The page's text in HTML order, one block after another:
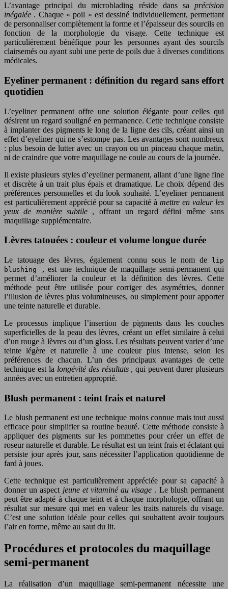
L’avantage principal du microblading réside dans sa précision
inégalée . Chaque « poil » est dessiné individuellement, permettant
de personnaliser complètement la forme et l’épaisseur des sourcils en
fonction de la morphologie du visage. Cette technique est
particulièrement bénéfique pour les personnes ayant des sourcils
clairsemés ou ayant subi une perte de poils due à diverses conditions
médicales.
Eyeliner permanent : définition du regard sans effort
quotidien
L’eyeliner permanent offre une solution élégante pour celles qui
désirent un regard souligné en permanence. Cette technique consiste
à implanter des pigments le long de la ligne des cils, créant ainsi un
effet d’eyeliner qui ne s’estompe pas. Les avantages sont nombreux
: plus besoin de lutter avec un crayon ou un pinceau chaque matin,
ni de craindre que votre maquillage ne coule au cours de la journée.
Il existe plusieurs styles d’eyeliner permanent, allant d’une ligne fine
et discrète à un trait plus épais et dramatique. Le choix dépend des
préférences personnelles et du look souhaité. L’eyeliner permanent
est particulièrement apprécié pour sa capacité à mettre en valeur les
yeux de manière subtile , offrant un regard défini même sans
maquillage supplémentaire.
Lèvres tatouées : couleur et volume longue durée
Le tatouage des lèvres, également connu sous le nom de
lip
blushing , est une technique de maquillage semi-permanent qui
permet d’améliorer la couleur et la définition des lèvres. Cette
méthode peut être utilisée pour corriger des asymétries, donner
l’illusion de lèvres plus volumineuses, ou simplement pour apporter
une teinte naturelle et durable.
Le processus implique l’insertion de pigments dans les couches
superficielles de la peau des lèvres, créant un effet similaire à celui
d’un rouge à lèvres ou d’un gloss. Les résultats peuvent varier d’une
teinte légère et naturelle à une couleur plus intense, selon les
préférences de chacun. L’un des principaux avantages de cette
technique est la longévité des résultats , qui peuvent durer plusieurs
années avec un entretien approprié.
Blush permanent : teint frais et naturel
Le blush permanent est une technique moins connue mais tout aussi
efficace pour simplifier sa routine beauté. Cette méthode consiste à
appliquer des pigments sur les pommettes pour créer un effet de
roseur naturelle et durable. Le résultat est un teint frais et éclatant qui
persiste jour après jour, sans nécessiter l’application quotidienne de
fard à joues.
Cette technique est particulièrement appréciée pour sa capacité à
donner un aspect jeune et vitaminé au visage . Le blush permanent
peut être adapté à chaque teint et à chaque morphologie, offrant un
résultat sur mesure qui met en valeur les traits naturels du visage.
C’est une solution idéale pour celles qui souhaitent avoir toujours
l’air en forme, même au saut du lit.
Procédures et protocoles du maquillage
semi-permanent
La réalisation d’un maquillage semi-permanent nécessite une